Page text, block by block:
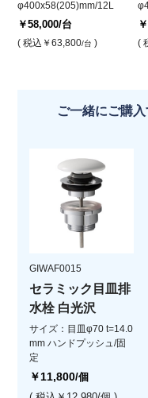
φ400x58(205)mm/12L
￥58,000/台
( 税込 ￥63,800/台 ) (
ご一緒にご購
GIWAF0015
セラミック目皿排
水栓 白光沢
サイズ：目皿φ70 t=14.0
mm ハンドプッシュ/固
定
￥11,800/個